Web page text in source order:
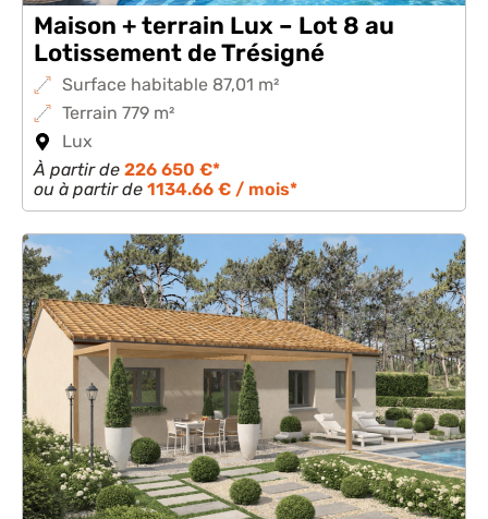
Maison + terrain Lux – Lot 8 au
Lotissement de Trésigné
Surface habitable 87,01 m²
Terrain 779 m²
Lux
À partir de 226 650 €*
ou à partir de 1134.66 € / mois*